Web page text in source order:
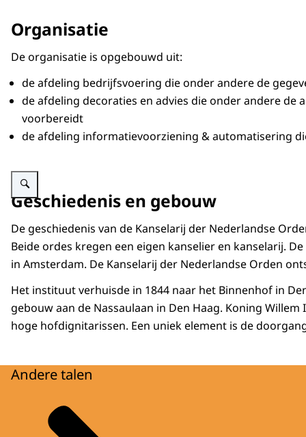
Organisatie
De organisatie is opgebouwd uit:
de afdeling bedrijfsvoering die onder andere de
de afdeling decoraties en advies die onder andere
voorbereidt
de afdeling informatievoorziening & automatisering
Vergroot afbeelding Gebouw Kanselarij der Nederlandse Orden
Geschiedenis en gebouw
De geschiedenis van de Kanselarij der Nederlandse
Beide ordes kregen een eigen kanselier en kanselarij.
in Amsterdam. De Kanselarij der Nederlandse Orden
Het instituut verhuisde in 1844 naar het Binnenhof in
gebouw aan de Nassaulaan in Den Haag. Koning Willem
hoge hofdignitarissen. Een uniek element is de
Andere talen